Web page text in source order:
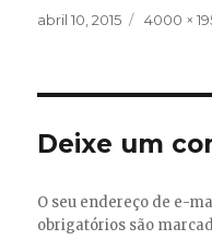
Publicado
abril 10, 2015
Tamanho
4000 ×
Deixe um
O seu endereço de e-
obrigatórios são